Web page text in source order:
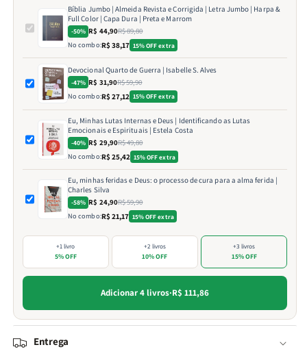
Bíblia Jumbo | Almeida Revista e Corrigida | Letra Jumbo | Harpa &
Full Color | Capa Dura | Preta e Marrom
-50% R$ 44,90R$ 89,80
No combo:R$ 38,17 15% OFF extra
Devocional Quarto de Guerra | Isabelle S. Alves
-47% R$ 31,90R$ 59,90
No combo:R$ 27,12 15% OFF extra
Eu, Minhas Lutas Internas e Deus | Identificando as Lutas
Emocionais e Espirituais | Estela Costa
-40% R$ 29,90R$ 49,80
No combo:R$ 25,42 15% OFF extra
Eu, minhas feridas e Deus: o processo de cura para a alma ferida |
Charles Silva
-58% R$ 24,90R$ 59,90
No combo:R$ 21,17 15% OFF extra
+1 livro
5% OFF
+2 livros
10% OFF
+3 livros
15% OFF
Adicionar 4 livros·R$ 111,86
Entrega